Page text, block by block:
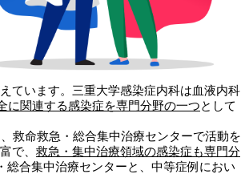
ています。三重大学感染症内科は血液内科
に関連する感染症を専門分野の一つとして
救命救急・総合集中治療センターで活動を
で、 救急・集中治療領域の感染症も専門分
合集中治療センターと、中等症例におい